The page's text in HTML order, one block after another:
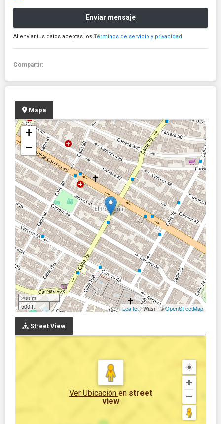
Enviar mensaje
Al enviar tus datos aceptas los Términos de servicio y privacidad
Compartir:
Mapa
+
−
200 m
500 ft
Leaflet| Wasi - ©OpenStreetMap
Street View
Ver Ubicación en street
view